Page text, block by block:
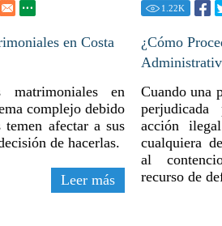
en Costa
matrimoniales en
complejo debido
afectar a sus
de hacerlas.
Leer más
1.22K
¿Cómo
Cuando una
acción
cualquiera
al
recurso de